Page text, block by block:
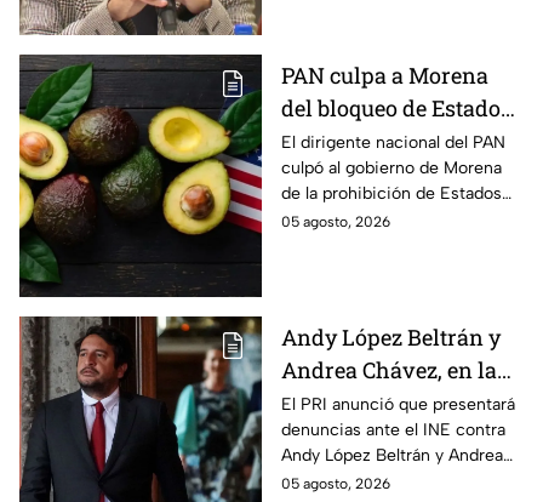
PAN culpa a Morena
del bloqueo de Estados
Unidos al aguacate de
Michoacán
El dirigente nacional del PAN
culpó al gobierno de Morena
de la prohibición de Estados
Unidos para exportar aguacate
05 agosto, 2026
Andy López Beltrán y
Andrea Chávez, en la
mira del PRI por
presuntos actos
anticipados de
El PRI anunció que presentará
denuncias ante el INE contra
Andy López Beltrán y Andrea
Chávez, al acusarlos de realizar
05 agosto, 2026